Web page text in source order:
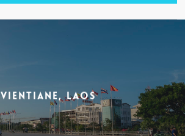
Vientiane, Laos